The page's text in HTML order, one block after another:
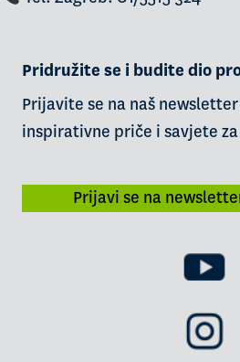
Pridružite se i budite dio
Prijavite se na naš
inspirativne priče i savjete
Prijavi se na